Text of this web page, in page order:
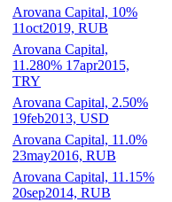
Arovana Capital, 10%
11oct2019, RUB
Arovana Capital,
11.280% 17apr2015,
TRY
Arovana Capital, 2.50%
19feb2013, USD
Arovana Capital, 11.0%
23may2016, RUB
Arovana Capital, 11.15%
20sep2014, RUB